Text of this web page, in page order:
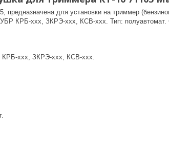
предназначена для установки на триммер
КРБ-ххх, ЗКРЭ-ххх, КСВ-ххх. Тип:
КРБ-ххх, ЗКРЭ-ххх, КСВ-ххх.